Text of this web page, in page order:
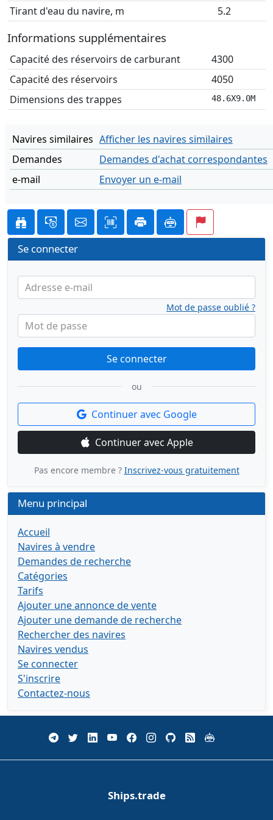
Tirant d'eau du navire, m 5.2
Informations supplémentaires
Capacité des réservoirs de carburant
4300
Capacité des réservoirs
4050
Dimensions des trappes
48.6X9.0M
Navires similaires Afficher les navires similaires
Demandes
Demandes d'achat correspondantes
e-mail
Envoyer un e-mail
Se connecter
Adresse e-mail
Mot de passe
Mot de passe oublié ?
Se connecter
ou
Continuer avec Google
Continuer avec Apple
Pas encore membre ? Inscrivez-vous gratuitement
Menu principal
Accueil
Navires à vendre
Demandes de recherche
Catégories
Tarifs
Ajouter une annonce de vente
Ajouter une demande de recherche
Rechercher des navires
Navires vendus
Se connecter
S'inscrire
Contactez-nous
Ships.trade